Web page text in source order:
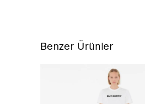
Benzer Ürünler